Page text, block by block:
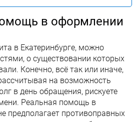
в оформлении
в Екатеринбурге, можно
о существовании которых
Конечно, всё так или иначе,
на возможность
в день обращения, рискуете
Реальная помощь в
предполагает противоправных